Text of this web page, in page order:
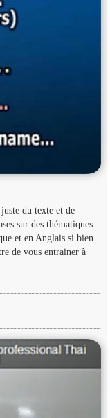
du texte et de
sur des thématiques
et en Anglais si bien
de vous entrainer à